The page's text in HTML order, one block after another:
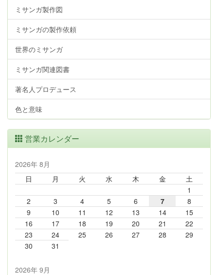
ミサンガ製作図
ミサンガの製作依頼
世界のミサンガ
ミサンガ関連図書
著名人プロデュース
色と意味
営業カレンダー
2026年 8月
日
月 火 水 木 金
土
1
2
3 4 5 6 7
8
9
10 11 12 13 14
15
16
17 18 19 20 21
22
23
24 25 26 27 28
29
30
31
2026年 9月